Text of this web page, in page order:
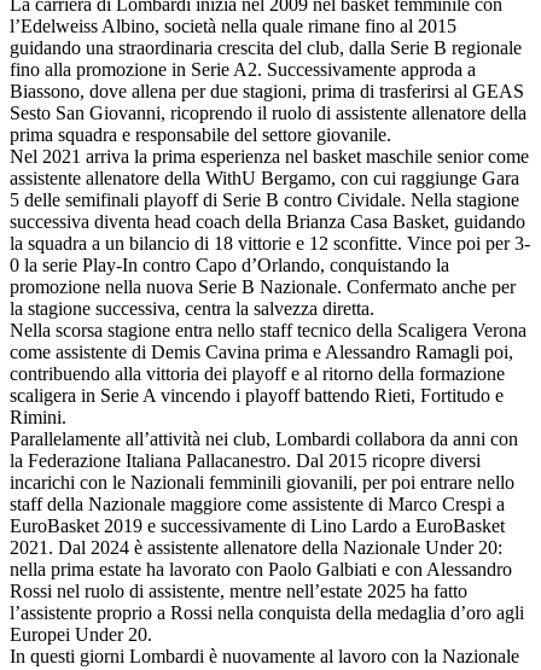
l’Edelweiss Albino, società nella quale rimane fino al 2015
guidando una straordinaria crescita del club, dalla Serie B regionale
fino alla promozione in Serie A2. Successivamente approda a
Biassono, dove allena per due stagioni, prima di trasferirsi al GEAS
Sesto San Giovanni, ricoprendo il ruolo di assistente allenatore della
prima squadra e responsabile del settore giovanile.
Nel 2021 arriva la prima esperienza nel basket maschile senior come
assistente allenatore della WithU Bergamo, con cui raggiunge Gara
5 delle semifinali playoff di Serie B contro Cividale. Nella stagione
successiva diventa head coach della Brianza Casa Basket, guidando
la squadra a un bilancio di 18 vittorie e 12 sconfitte. Vince poi per 3-
0 la serie Play-In contro Capo d’Orlando, conquistando la
promozione nella nuova Serie B Nazionale. Confermato anche per
la stagione successiva, centra la salvezza diretta.
Nella scorsa stagione entra nello staff tecnico della Scaligera Verona
come assistente di Demis Cavina prima e Alessandro Ramagli poi,
contribuendo alla vittoria dei playoff e al ritorno della formazione
scaligera in Serie A vincendo i playoff battendo Rieti, Fortitudo e
Rimini.
Parallelamente all’attività nei club, Lombardi collabora da anni con
la Federazione Italiana Pallacanestro. Dal 2015 ricopre diversi
incarichi con le Nazionali femminili giovanili, per poi entrare nello
staff della Nazionale maggiore come assistente di Marco Crespi a
EuroBasket 2019 e successivamente di Lino Lardo a EuroBasket
2021. Dal 2024 è assistente allenatore della Nazionale Under 20:
nella prima estate ha lavorato con Paolo Galbiati e con Alessandro
Rossi nel ruolo di assistente, mentre nell’estate 2025 ha fatto
l’assistente proprio a Rossi nella conquista della medaglia d’oro agli
Europei Under 20.
In questi giorni Lombardi è nuovamente al lavoro con la Nazionale